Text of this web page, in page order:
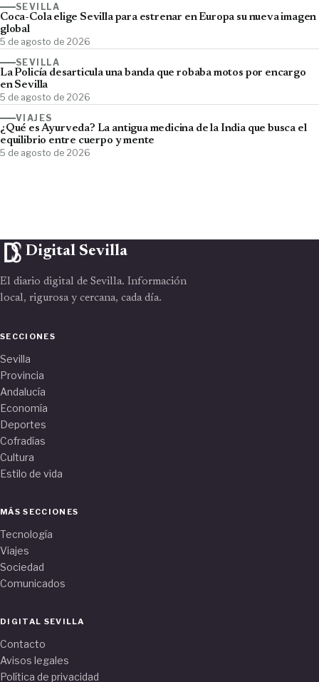
SEVILLA
Coca-Cola elige Sevilla para estrenar en Europa su nueva imagen
global
5 de agosto de 2026
SEVILLA
La Policía desarticula una banda que robaba motos por encargo
en Sevilla
5 de agosto de 2026
VIAJES
¿Qué es Ayurveda? La antigua medicina de la India que busca el
equilibrio entre cuerpo y mente
5 de agosto de 2026
Digital Sevilla
El diario digital de Sevilla. Información
local, rigurosa y cercana, cada día.
SECCIONES
Sevilla
Provincia
Andalucía
Economía
Deportes
Cofradías
Cultura
Estilo de vida
MÁS SECCIONES
Tecnología
Viajes
Sociedad
Comunicados
DIGITAL SEVILLA
Contacto
Avisos legales
Política de privacidad